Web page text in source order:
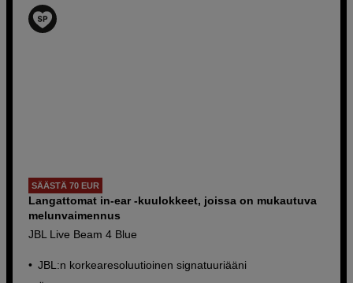
SÄÄSTÄ 70 EUR
Langattomat in-ear -kuulokkeet, joissa on mukautuva
melunvaimennus
JBL Live Beam 4 Blue
JBL:n korkearesoluutioinen signatuuriääni